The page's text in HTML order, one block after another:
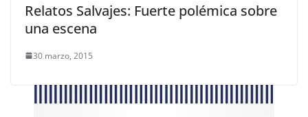
Relatos Salvajes: Fuerte polémica sobre
una escena
30 marzo, 2015